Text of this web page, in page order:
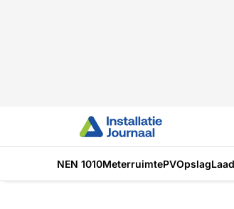
NEN 1010MeterruimtePVOpslag